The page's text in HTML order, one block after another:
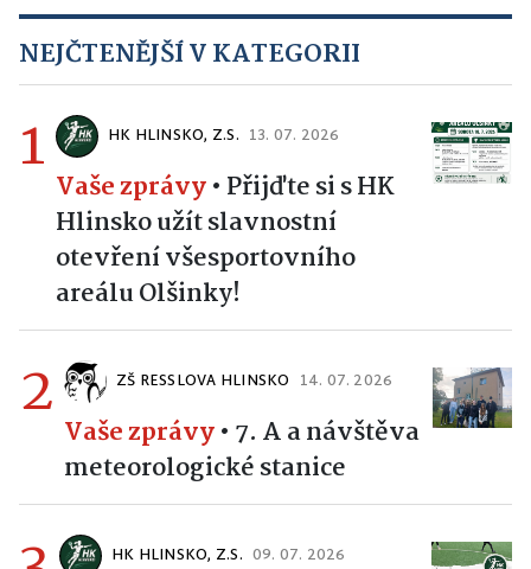
NEJČTENĚJŠÍ V KATEGORII
1 HK HLINSKO, Z.S. 13. 07. 2026
Vaše zprávy• Přijďte si s HK
Hlinsko užít slavnostní
otevření všesportovního
areálu Olšinky!
2 ZŠ RESSLOVA HLINSKO 14. 07. 2026
Vaše zprávy• 7. A a návštěva
meteorologické stanice
HK HLINSKO, Z.S. 09. 07. 2026